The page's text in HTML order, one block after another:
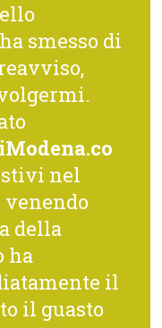
smesso di
nel
venendo
della
ha
il
il guasto